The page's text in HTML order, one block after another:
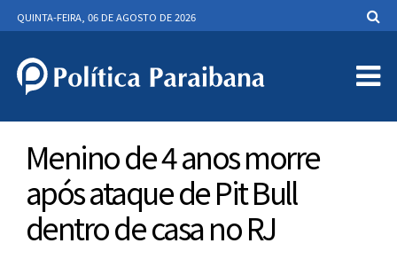
QUINTA-FEIRA, 06 DE AGOSTO DE 2026
Menino de 4 anos morre
após ataque de Pit Bull
dentro de casa no RJ